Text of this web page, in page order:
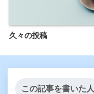
久々の投稿
この記事を書いた人